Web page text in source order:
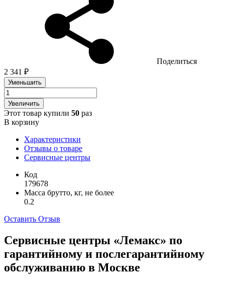
Поделиться
2 341 ₽
Уменьшить
Увеличить
Этот товар купили 50 раз
В корзину
Характеристики
Отзывы о товаре
Сервисные центры
Код
179678
Масса брутто, кг, не более
0.2
Оставить Отзыв
Сервисные центры «Лемакс» по
гарантийному и послегарантийному
обслуживанию в Москве